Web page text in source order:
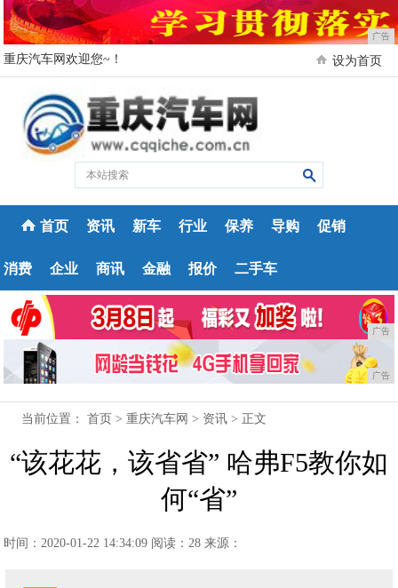
广告
重庆汽车网欢迎您~！ 设为首页
首页 资讯 新车 行业 保养 导购 促销
消费 企业 商讯 金融 报价 二手车
广告
广告
当前位置：首页 >重庆汽车网 > 资讯 > 正文
“该花花，该省省” 哈弗F5教你如
何“省”
时间：2020-01-22 14:34:09 阅读：28 来源：